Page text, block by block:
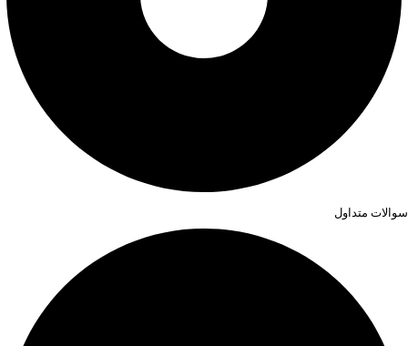
سوالات متداول